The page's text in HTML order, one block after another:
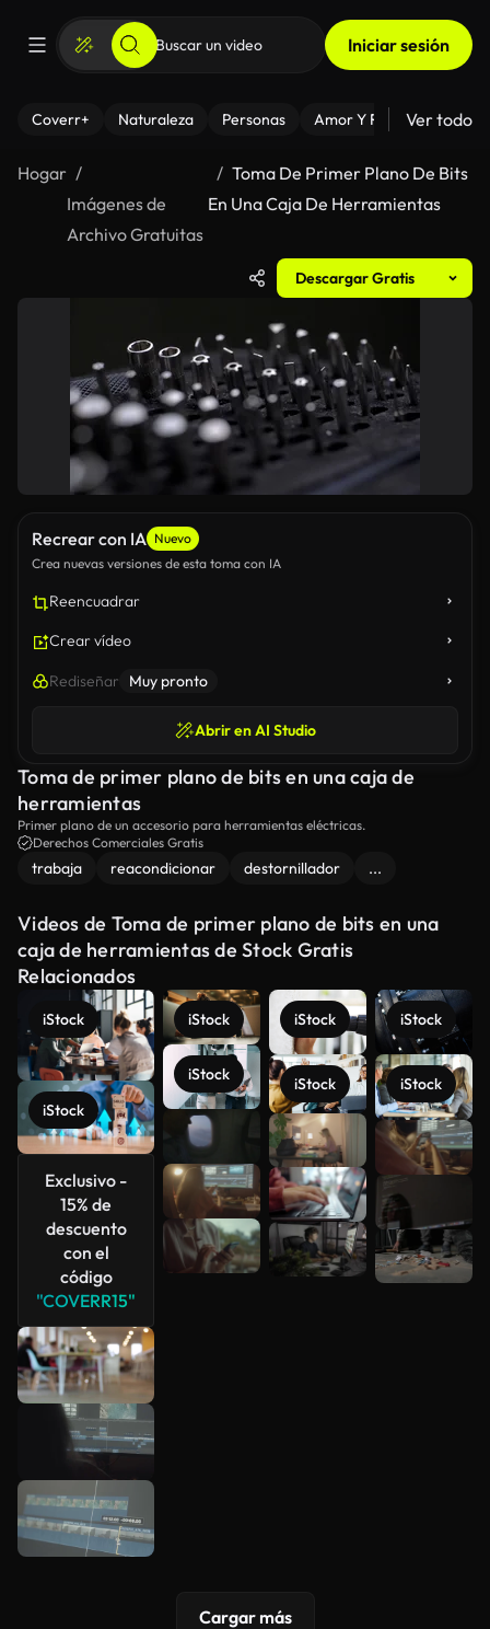
Iniciar sesión
Coverr+ Naturaleza Personas Amor Y Relaciones
Ver todo
Hogar
Imágenes de
Archivo Gratuitas
Toma De Primer Plano De Bits
En Una Caja De Herramientas
Descargar Gratis
Recrear con IA Nuevo
Crea nuevas versiones de esta toma con IA
Reencuadrar
Crear vídeo
Rediseñar Muy pronto
Abrir en AI Studio
Toma de primer plano de bits en una caja de
herramientas
Primer plano de un accesorio para herramientas eléctricas.
Derechos Comerciales Gratis
trabaja reacondicionar destornillador ...
Videos de Toma de primer plano de bits en una
caja de herramientas de Stock Gratis
Relacionados
iStock
iStock
Exclusivo -
15% de
descuento
con el
código
"COVERR15"
iStock
iStock
iStock
iStock
iStock
iStock
Ver más
Cargar más